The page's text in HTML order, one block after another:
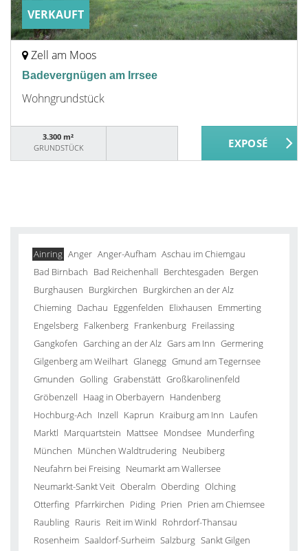
VERKAUFT
Zell am Moos
Badevergnügen am Irrsee
Wohngrundstück
3.300 m²
GRUNDSTÜCK
Ainring Anger Anger-Aufham Aschau im Chiemgau
Bad Birnbach Bad Reichenhall Berchtesgaden Bergen
Burghausen Burgkirchen Burgkirchen an der Alz
Chieming Dachau Eggenfelden Elixhausen Emmerting
Engelsberg Falkenberg Frankenburg Freilassing
Gangkofen Garching an der Alz Gars am Inn Germering
Gilgenberg am Weilhart Glanegg Gmund am Tegernsee
Gmunden Golling Grabenstätt Großkarolinenfeld
Gröbenzell Haag in Oberbayern Handenberg
Hochburg-Ach Inzell Kaprun Kraiburg am Inn Laufen
Marktl Marquartstein Mattsee Mondsee Munderfing
München München Waldtrudering Neubiberg
Neufahrn bei Freising Neumarkt am Wallersee
Neumarkt-Sankt Veit Oberalm Oberding Olching
Otterfing Pfarrkirchen Piding Prien Prien am Chiemsee
Raubling Rauris Reit im Winkl Rohrdorf-Thansau
Rosenheim Saaldorf-Surheim Salzburg Sankt Gilgen